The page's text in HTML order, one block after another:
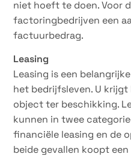
niet hoeft te doen. Voor
factoringbedrijven een
factuurbedrag.
Leasing
Leasing is een
het bedrijfsleven. U krijgt
object ter beschikking.
kunnen in twee
financiële leasing en de
beide gevallen koopt